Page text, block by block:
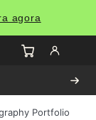
agora
Portfolio